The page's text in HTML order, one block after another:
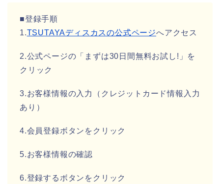
■登録手順
1.TSUTAYAディスカスの公式ページへアクセス
2.公式ページの「まずは30日間無料お試し!」を
クリック
3.お客様情報の入力（クレジットカード情報入力
あり）
4.会員登録ボタンをクリック
5.お客様情報の確認
6.登録するボタンをクリック